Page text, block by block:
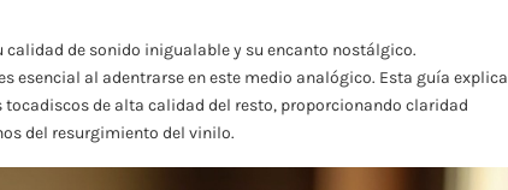
de sonido inigualable y su encanto nostálgico.
esencial al adentrarse en este medio analógico. Esta guía explica
de alta calidad del resto, proporcionando claridad
del resurgimiento del vinilo.